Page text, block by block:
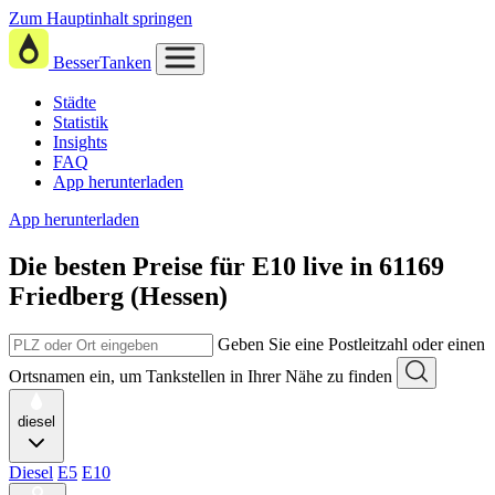
Zum Hauptinhalt springen
BesserTanken
Städte
Statistik
Insights
FAQ
App herunterladen
App herunterladen
Die besten Preise für E10 live in 61169
Friedberg (Hessen)
Geben Sie eine Postleitzahl oder einen
Ortsnamen ein, um Tankstellen in Ihrer Nähe zu finden
diesel
Diesel E5 E10